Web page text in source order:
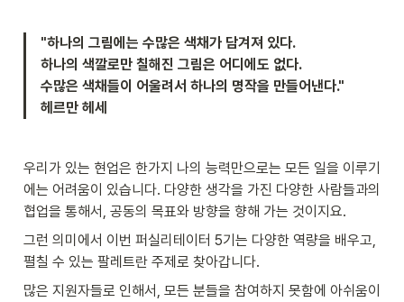
"하나의 그림에는 수많은 색채가 담겨져 있다.
하나의 색깔로만 칠해진 그림은 어디에도 없다.
수많은 색채들이 어울려서 하나의 명작을 만들어낸다."
헤르만 헤세
우리가 있는 현업은 한가지 나의 능력만으로는 모든 일을 이루기
에는 어려움이 있습니다. 다양한 생각을 가진 다양한 사람들과의
협업을 통해서, 공동의 목표와 방향을 향해 가는 것이지요.
그런 의미에서 이번 퍼실리테이터 5기는 다양한 역량을 배우고,
펼칠 수 있는 팔레트란 주제로 찾아갑니다.
많은 지원자들로 인해서, 모든 분들을 참여하지 못함에 아쉬움이